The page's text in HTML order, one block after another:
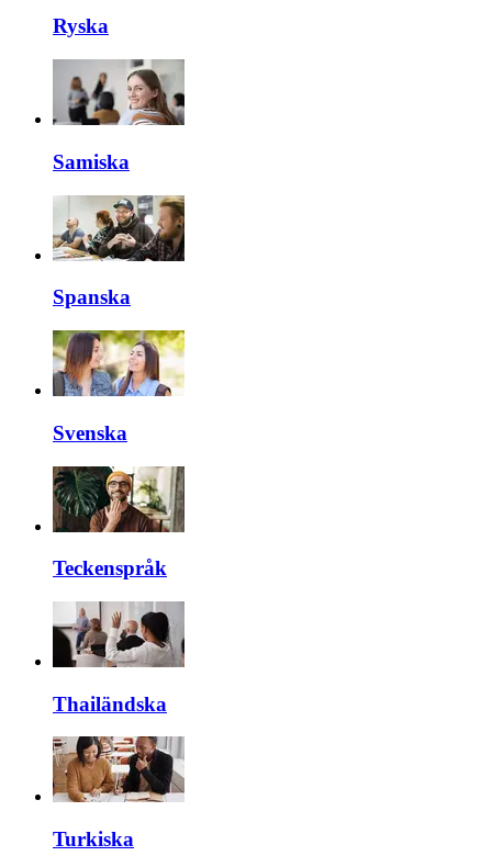
Ryska
Samiska
Spanska
Svenska
Teckenspråk
Thailändska
Turkiska